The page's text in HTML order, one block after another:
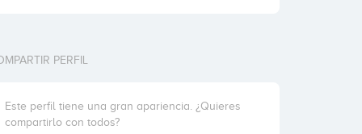
PERFIL
Este perfil tiene una gran apariencia. ¿Quieres
compartirlo con todos?